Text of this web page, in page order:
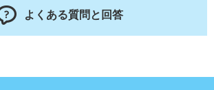
よくある質問と回答